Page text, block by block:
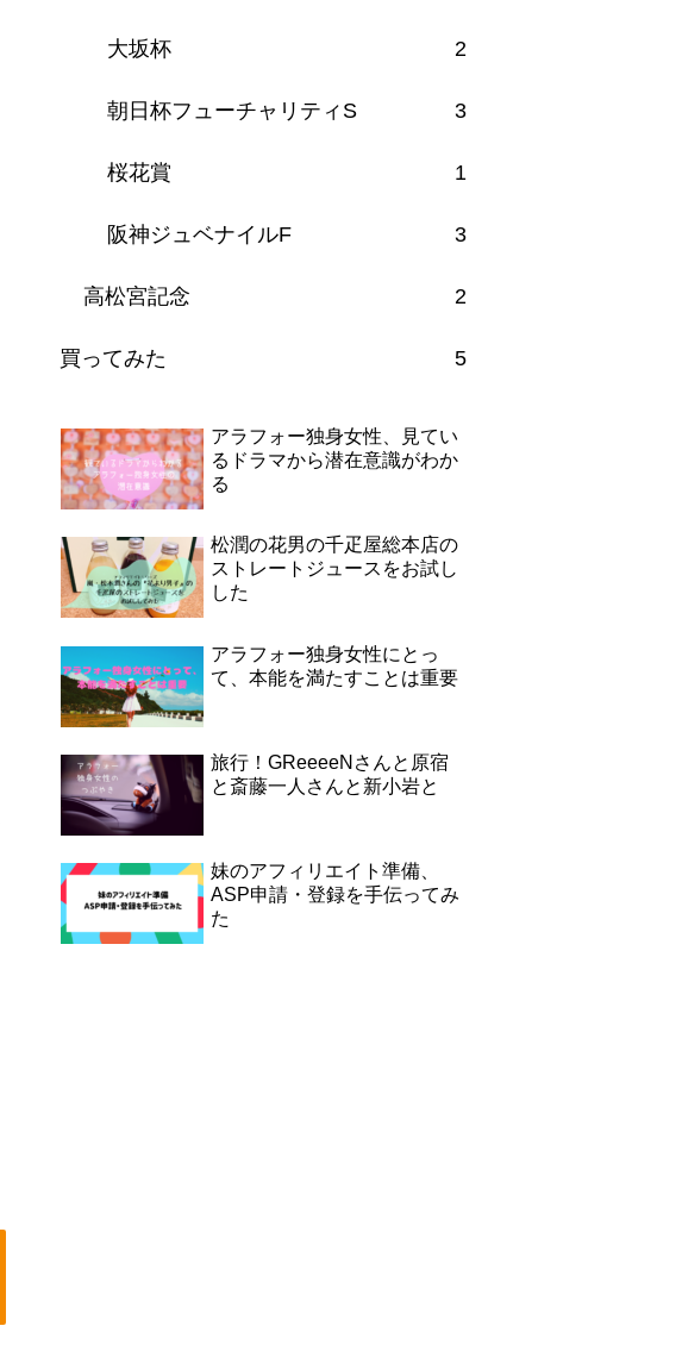
大坂杯 2
朝日杯フューチャリティS 3
桜花賞 1
阪神ジュベナイルF 3
高松宮記念 2
買ってみた 5
アラフォー独身女性、見てい
るドラマから潜在意識がわか
る
松潤の花男の千疋屋総本店の
ストレートジュースをお試し
した
アラフォー独身女性にとっ
て、本能を満たすことは重要
旅行！GReeeeNさんと原宿
と斎藤一人さんと新小岩と
妹のアフィリエイト準備、
ASP申請・登録を手伝ってみ
た